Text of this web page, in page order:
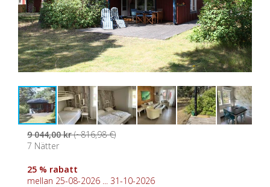
9 044,00 kr(~816,98 €)
7 Nätter
25 % rabatt
mellan 25-08-2026 ... 31-10-2026